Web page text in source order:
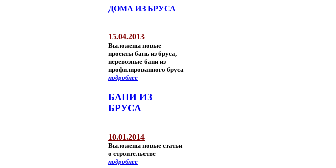
ДОМА ИЗ БРУСА
15.04.2013
Выложены новые
проекты бань из бруса,
перевозные бани из
профилированного бруса
подробнее
БАНИ ИЗ
БРУСА
10.01.2014
Выложены новые статьи
о строительстве
подробнее